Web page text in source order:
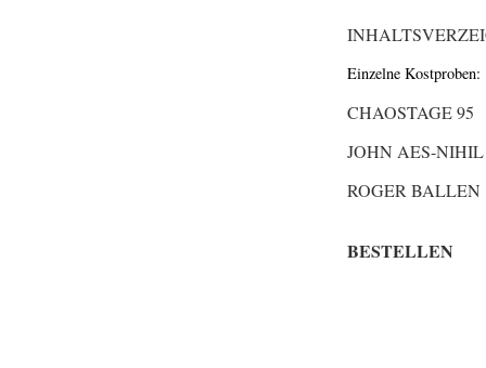
Einzelne Kostproben:
CHAOSTAGE 95
JOHN AES-NIHIL
ROGER BALLEN
BESTELLEN